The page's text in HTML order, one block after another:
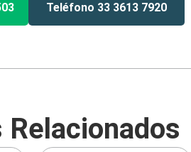
Teléfono 33 3613 7920